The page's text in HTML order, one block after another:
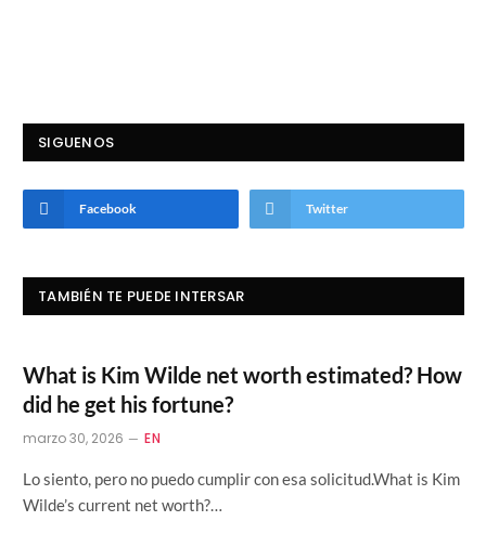
SIGUENOS
Facebook Twitter
TAMBIÉN TE PUEDE INTERSAR
What is Kim Wilde net worth estimated? How
did he get his fortune?
marzo 30, 2026 EN
Lo siento, pero no puedo cumplir con esa solicitud.What is Kim
Wilde’s current net worth?…